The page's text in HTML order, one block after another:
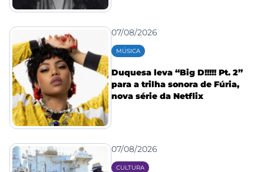
07/08/2026
MÚSICA
Duquesa leva “Big D!!!!! Pt. 2”
para a trilha sonora de Fúria,
nova série da Netflix
07/08/2026
CULTURA